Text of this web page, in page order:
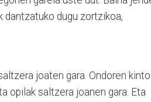
dantzatuko dugu zortzikoa,
joaten gara. Ondoren
opilak saltzera joanen gara. Eta